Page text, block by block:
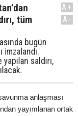
tüm
bugün
saldırı,
A+
A-
anlaşması
yayımlanan ortak